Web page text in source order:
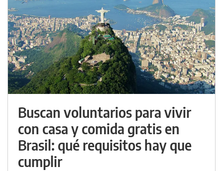
Buscan voluntarios para vivir
con casa y comida gratis en
Brasil: qué requisitos hay que
cumplir